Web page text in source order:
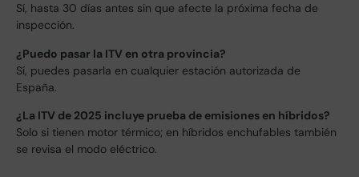
Sí, hasta 30 días antes sin que afecte la próxima fecha de
inspección.
¿Puedo pasar la ITV en otra provincia?
Sí, puedes pasarla en cualquier estación autorizada de
España.
¿La ITV de 2025 incluye prueba de emisiones en híbridos?
Solo si tienen motor térmico; en híbridos enchufables también
se revisa el modo eléctrico.